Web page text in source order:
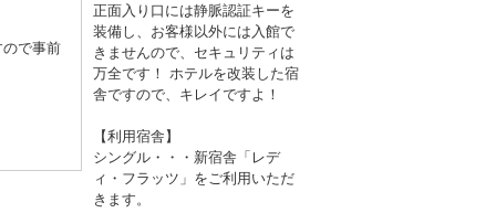
で事前
正面入り口には静脈認証キーを
装備し、お客様以外には入館で
きませんので、セキュリティは
万全です！ ホテルを改装した宿
舎ですので、キレイですよ！
【利用宿舎】
シングル・・・新宿舎「レデ
ィ・フラッツ」をご利用いただ
きます。